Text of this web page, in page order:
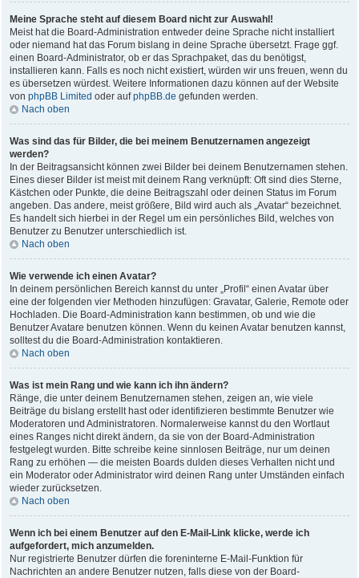
Meine Sprache steht auf diesem Board nicht zur Auswahl!
Meist hat die Board-Administration entweder deine Sprache nicht installiert
oder niemand hat das Forum bislang in deine Sprache übersetzt. Frage ggf.
einen Board-Administrator, ob er das Sprachpaket, das du benötigst,
installieren kann. Falls es noch nicht existiert, würden wir uns freuen, wenn du
es übersetzen würdest. Weitere Informationen dazu können auf der Website
von phpBB Limited oder aufphpBB.de gefunden werden.
Nach oben
Was sind das für Bilder, die bei meinem Benutzernamen angezeigt
werden?
In der Beitragsansicht können zwei Bilder bei deinem Benutzernamen stehen.
Eines dieser Bilder ist meist mit deinem Rang verknüpft: Oft sind dies Sterne,
Kästchen oder Punkte, die deine Beitragszahl oder deinen Status im Forum
angeben. Das andere, meist größere, Bild wird auch als „Avatar“ bezeichnet.
Es handelt sich hierbei in der Regel um ein persönliches Bild, welches von
Benutzer zu Benutzer unterschiedlich ist.
Nach oben
Wie verwende ich einen Avatar?
In deinem persönlichen Bereich kannst du unter „Profil“ einen Avatar über
eine der folgenden vier Methoden hinzufügen: Gravatar, Galerie, Remote oder
Hochladen. Die Board-Administration kann bestimmen, ob und wie die
Benutzer Avatare benutzen können. Wenn du keinen Avatar benutzen kannst,
solltest du die Board-Administration kontaktieren.
Nach oben
Was ist mein Rang und wie kann ich ihn ändern?
Ränge, die unter deinem Benutzernamen stehen, zeigen an, wie viele
Beiträge du bislang erstellt hast oder identifizieren bestimmte Benutzer wie
Moderatoren und Administratoren. Normalerweise kannst du den Wortlaut
eines Ranges nicht direkt ändern, da sie von der Board-Administration
festgelegt wurden. Bitte schreibe keine sinnlosen Beiträge, nur um deinen
Rang zu erhöhen — die meisten Boards dulden dieses Verhalten nicht und
ein Moderator oder Administrator wird deinen Rang unter Umständen einfach
wieder zurücksetzen.
Nach oben
Wenn ich bei einem Benutzer auf den E-Mail-Link klicke, werde ich
aufgefordert, mich anzumelden.
Nur registrierte Benutzer dürfen die foreninterne E-Mail-Funktion für
Nachrichten an andere Benutzer nutzen, falls diese von der Board-